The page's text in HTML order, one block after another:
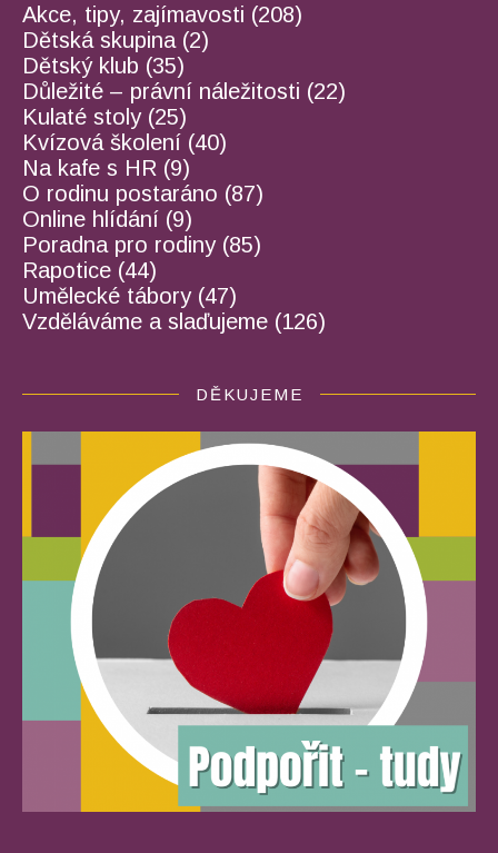
Akce, tipy, zajímavosti (208)
Dětská skupina(2)
Dětský klub (35)
Důležité – právní náležitosti (22)
Kulaté stoly(25)
Kvízová školení (40)
Na kafe s HR (9)
O rodinu postaráno (87)
Online hlídání (9)
Poradna pro rodiny(85)
Rapotice (44)
Umělecké tábory(47)
Vzděláváme a slaďujeme (126)
DĚKUJEME